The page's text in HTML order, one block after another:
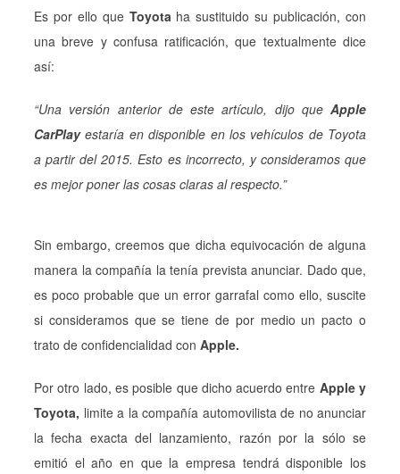
Es por ello que Toyota ha sustituido su publicación, con
una breve y confusa ratificación, que textualmente dice
así:
“Una versión anterior de este artículo, dijo que Apple
CarPlayestaría en disponible en los vehículos de Toyota
a partir del 2015. Esto es incorrecto, y consideramos que
es mejor poner las cosas claras al respecto.”
Sin embargo, creemos que dicha equivocación de alguna
manera la compañía la tenía prevista anunciar. Dado que,
es poco probable que un error garrafal como ello, suscite
si consideramos que se tiene de por medio un pacto o
trato de confidencialidad con Apple.
Por otro lado, es posible que dicho acuerdo entre Apple y
Toyota, limite a la compañía automovilista de no anunciar
la fecha exacta del lanzamiento, razón por la sólo se
emitió el año en que la empresa tendrá disponible los